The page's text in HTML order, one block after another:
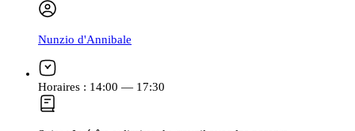
Nunzio d'Annibale
Horaires : 14:00 — 17:30